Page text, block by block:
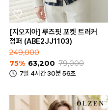
[지오지아] 루즈핏 포켓 트러커
점퍼 (ABE2JJ1103)
249,000
75% 63,200 79,000
7일 4시간 30분 56초